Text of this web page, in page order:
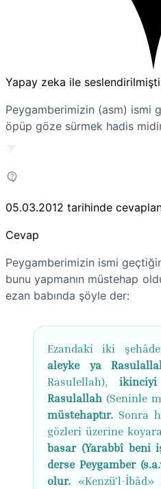
Yapay zeka ile
Peygamberimizin (asm) ismi
öpüp göze sürmek hadis
05.03.2012 tarihinde
Cevap
Peygamberimizin ismi
bunu yapmanın müstehap
ezan babında şöyle der:
Ezandaki iki
aleyke ya
Rasulellah),
Rasulallah (Seninle
müstehaptır. Sonra
gözleri üzerine
basar (Yarabbî beni
derse Peygamber
olur. «Kenzü'l-